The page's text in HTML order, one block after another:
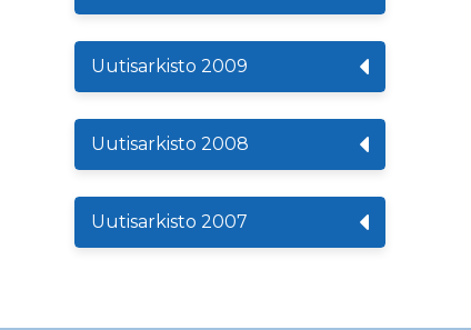
Uutisarkisto 2009
Uutisarkisto 2008
Uutisarkisto 2007